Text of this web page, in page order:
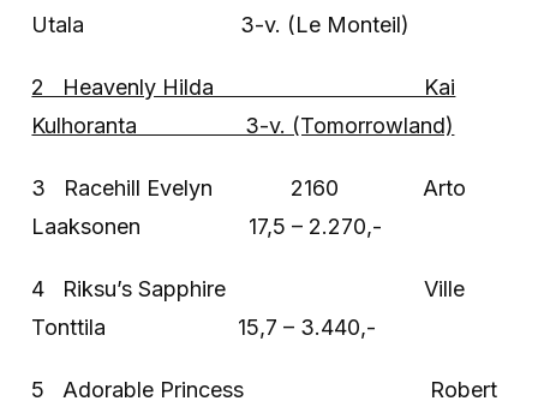
Utala 3-v. (Le Monteil)
2 Heavenly Hilda Kai
Kulhoranta 3-v. (Tomorrowland)
3 Racehill Evelyn 2160 Arto
Laaksonen 17,5 – 2.270,-
4 Riksu’s Sapphire Ville
Tonttila 15,7 – 3.440,-
5 Adorable Princess Robert